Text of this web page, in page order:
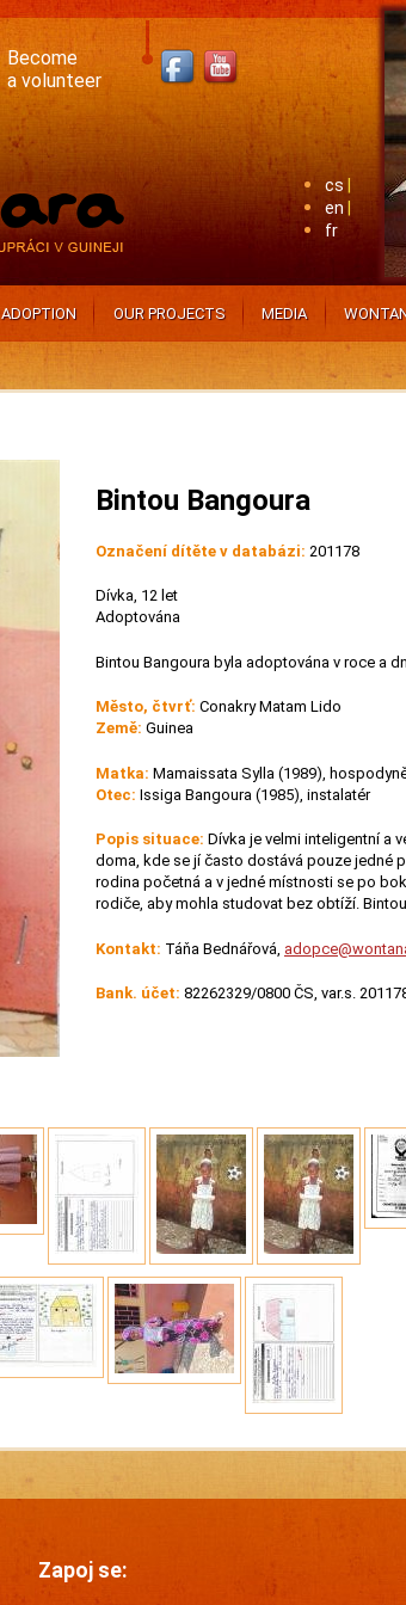
Become
a volunteer
cs
en
fr
ADOPTION OUR PROJECTS MEDIA
Bintou Bangoura
Označení dítěte v databázi: 201178
Dívka, 12 let
Adoptována
Bintou Bangoura byla adoptována v roce a
Město, čtvrť: Conakry Matam Lido
Země: Guinea
Matka: Mamaissata Sylla (1989),
Otec: Issiga Bangoura (1985), instalatér
Popis situace: Dívka je velmi inteligentní a
doma, kde se jí často dostává pouze jedné
rodina početná a v jedné místnosti se po
rodiče, aby mohla studovat bez obtíží.
Kontakt: Táňa Bednářová,
Bank. účet: 82262329/0800 ČS, var.s.
Zapoj se: